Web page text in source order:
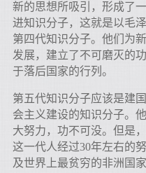
新的思想所吸引，形成了
进知识分子，这就是以毛
第四代知识分子。他们为
发展，建立了不可磨灭的
于落后国家的行列。
第五代知识分子应该是建
会主义建设的知识分子。
大努力，功不可没。但是
这一代人经过30年左右的
及世界上最贫穷的非洲国